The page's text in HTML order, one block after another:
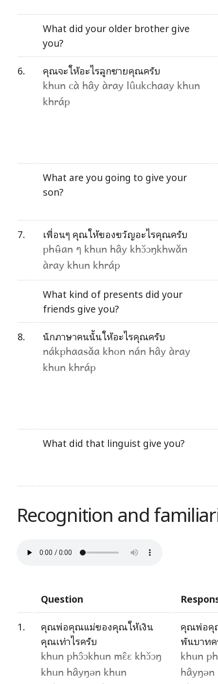
What did your older brother give
you?
6. คุณจะให้อะไรลูกชายคุณครับ
khun cà hây àray lûukchaay khun
khráp
What are you going to give your
son?
7. เพื่อนๆ คุณให้ของขวัญอะไรคุณครับ
phʉ̂an ๆ khun hây khɔ̌ɔŋkhwǎn
àray khun khráp
What kind of presents did your
friends give you?
8. นักภาษาคนนั้นให้อะไรคุณครับ
nákphaasǎa khon nán hây àray
khun khráp
What did that linguist give you?
Recognition and
Question
1.
คุณพ่อคุณแม่ของคุณให้เงิน
คุณเท่าไรครับ
khun phɔ̂ɔkhun mɛ̂ɛ khɔ̌ɔŋ
khun hâyŋən khun
คุณพ่อคุ
พันบาท
khun
hâyŋən